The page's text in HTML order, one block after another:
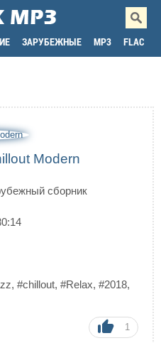
ЗАРУБЕЖНЫЕ MP3 FLAC
Modern
сборник
, #chillout, #Relax, #2018,
1